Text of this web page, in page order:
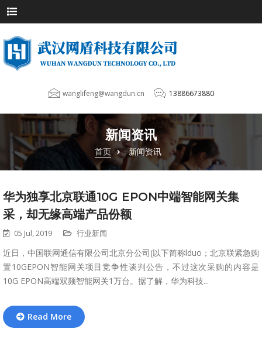
wanglifeng@wangdun.cn 13886673880
新闻资讯
首页 新闻资讯
华为独享北京联通10G EPON中端智能网关集
采，却无缘高端产品份额
05 Jul, 2019 行业新闻
近日，中国联网通信有限公司北京分公司(以下简称lduo；北京联紧急购
置10GEPON智能网关项目竞争性谈判公告，不过这次采购的内容是
10G EPON高端双频智能网关1万台。据了解，华为科技...
Read More